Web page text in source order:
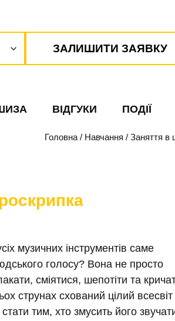
ЗАЛИШИТИ ЗАЯВКУ
ВІДГУКИ ПОДІЇ
Головна / Навчання / Заняття в
музичних інструментів саме
голосу? Вона не просто
сміятися, шепотіти та
струнах схований цілий всесвіт
тим, хто змусить його